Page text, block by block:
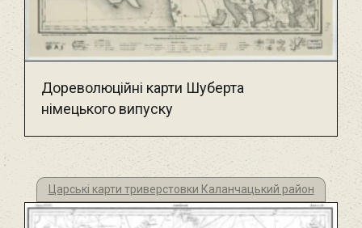
Дореволюційні карти Шуберта
німецького випуску
Царські карти триверстовки Каланчацький район